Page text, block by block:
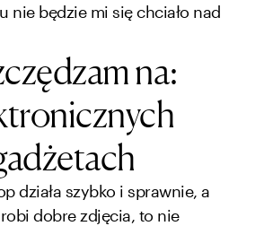
nie będzie mi się chciało nad
na:
działa szybko i sprawnie, a
dobre zdjęcia, to nie